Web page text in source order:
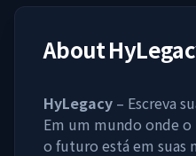
About
HyLegacy – Escreva
Em um mundo onde
o futuro está em suas